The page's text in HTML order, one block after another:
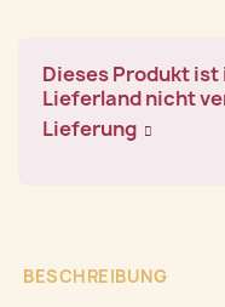
Dieses Produkt ist
Lieferland nicht
Lieferung
BESCHREIBUNG